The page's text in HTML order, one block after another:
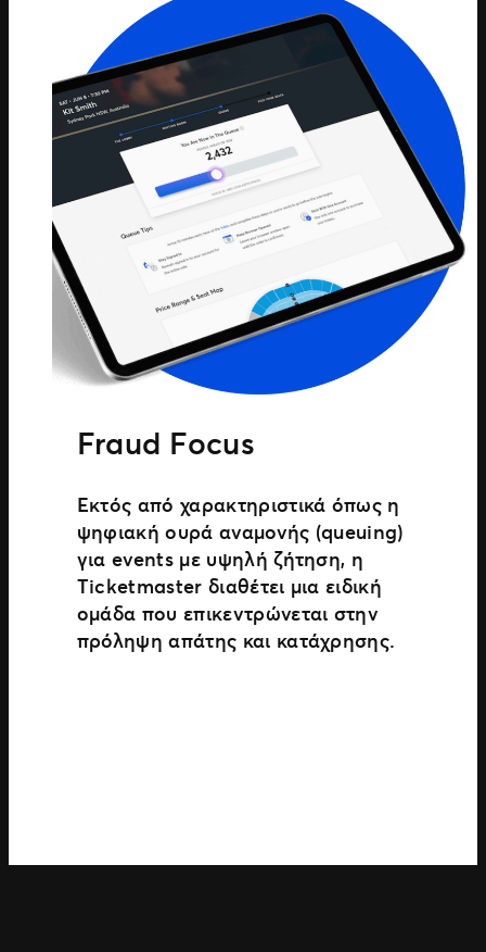
Fraud Focus
Εκτός από χαρακτηριστικά όπως η
ψηφιακή ουρά αναμονής (queuing)
για events με υψηλή ζήτηση, η
Ticketmaster διαθέτει μια ειδική
ομάδα που επικεντρώνεται στην
πρόληψη απάτης και κατάχρησης.